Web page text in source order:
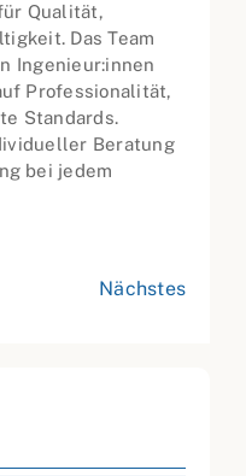
Qualität,
Das Team
Ingenieur:innen
Professionalität,
Standards.
Beratung
bei jedem
Nächstes